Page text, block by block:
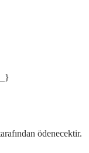
ödenecektir.